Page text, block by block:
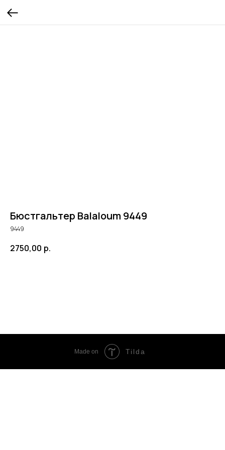
Бюстгальтер Balaloum 9449
9449
2750,00 р.
Made on Tilda